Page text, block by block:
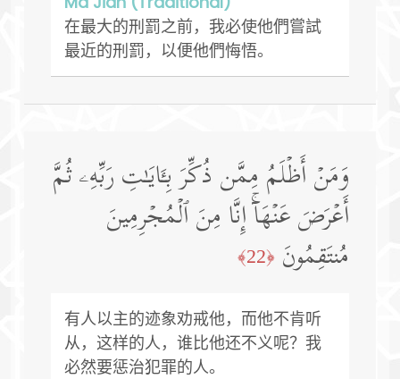
在最大的刑罰之前，我必使他們嘗試
最近的刑罰，以便他們悔悟。
وَمَنۡ أَظۡلَمُ مِمَّن ذُكِّرَ بِـَٔایَـٰتِ رَبِّهِۦ ثُمَّ
أَعۡرَضَ عَنۡهَاۤۚ إِنَّا مِنَ ٱلۡمُجۡرِمِینَ
مُنتَقِمُونَ ﴿22﴾
有人以主的迹象劝戒他，而他不肯听
从，这样的人，谁比他还不义呢？我
必然要惩治犯罪的人。